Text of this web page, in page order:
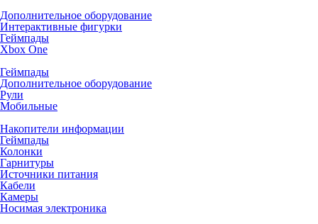
Дополнительное оборудование
Интерактивные фигурки
Геймпады
Xbox One
Геймпады
Дополнительное оборудование
Рули
Мобильные
Накопители информации
Геймпады
Колонки
Гарнитуры
Источники питания
Кабели
Камеры
Носимая электроника